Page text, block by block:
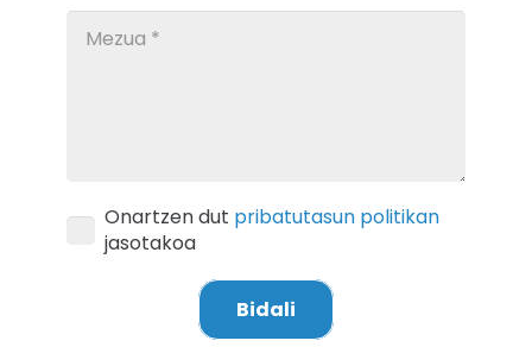
Onartzen dut pribatutasun politikan
jasotakoa
Bidali